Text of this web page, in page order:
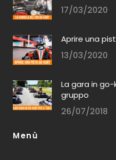
17/03/2020
Aprire una
13/03/2020
La gara in
gruppo
26/07/2018
Menù